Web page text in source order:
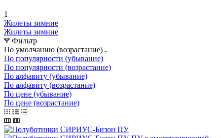
1
Жилеты зимние
Жилеты зимние
Фильтр
По умолчанию (возрастание)
По популярности (убывание)
По популярности (возрастание)
По алфавиту (убывание)
По алфавиту (возрастание)
По цене (убывание)
По цене (возрастание)